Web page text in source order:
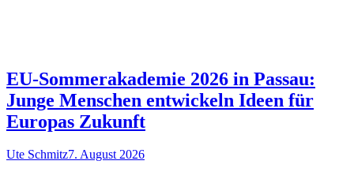
EU-Sommerakademie 2026 in Passau:
Junge Menschen entwickeln Ideen für
Europas Zukunft
Ute Schmitz7. August 2026